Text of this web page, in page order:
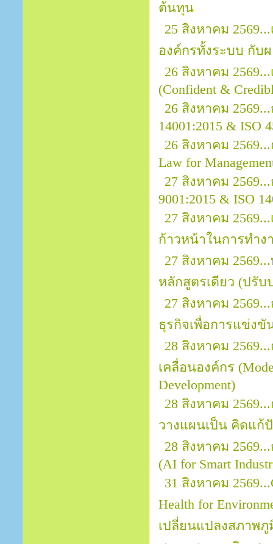
ต้นทุน
25 สิงหาคม
องค์กรทั้งระบบ กับ
26 สิงหาคม
(Confident &
26 สิงหาคม
14001:2015 & ISO
26 สิงหาคม
Law for
27 สิงหาคม
9001:2015 & ISO
27 สิงหาคม
ก้าวหน้าในการทำง
27 สิงหาคม
หลักสูตรเดียว (ปรับ
27 สิงหาคม
ธุรกิจเพื่อการแข่งขั
28 สิงหาคม
เคลื่อนองค์กร
Development)
28 สิงหาคม
วางแผนเป็น คิดแก้ปั
28 สิงหาคม
(AI for Smart
31 สิงหาคม
Health for
เปลี่ยนแปลงสภาพ